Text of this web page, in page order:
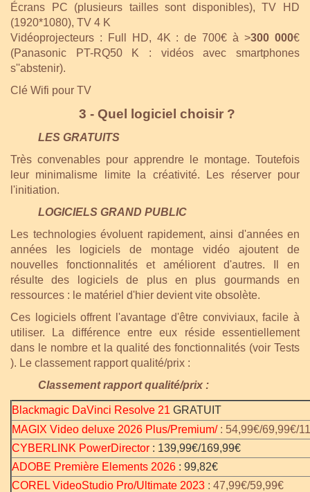
Écrans PC (plusieurs tailles sont disponibles), TV HD
(1920*1080), TV 4 K
Vidéoprojecteurs : Full HD, 4K : de 700€ à >300 000€
(Panasonic PT-RQ50 K : vidéos avec smartphones
s''abstenir).
Clé Wifi pour TV
3 - Quel logiciel choisir ?
LES GRATUITS
Très convenables pour apprendre le montage. Toutefois
leur minimalisme limite la créativité. Les réserver pour
l'initiation.
LOGICIELS GRAND PUBLIC
Les technologies évoluent rapidement, ainsi d'années en
années les logiciels de montage vidéo ajoutent de
nouvelles fonctionnalités et améliorent d'autres. Il en
résulte des logiciels de plus en plus gourmands en
ressources : le matériel d'hier devient vite obsolète.
Ces logiciels offrent l'avantage d'être conviviaux, facile à
utiliser. La différence entre eux réside essentiellement
dans le nombre et la qualité des fonctionnalités (voir Tests
). Le classement rapport qualité/prix :
Classement rapport qualité/prix :
Blackmagic DaVinci Resolve 21 GRATUIT
MAGIX Video deluxe 2026 Plus/Premium/ : 54,99€/69,99€/
CYBERLINK PowerDirector : 139,99€/169,99€
ADOBE Première Elements 2026 : 99,82€
COREL VideoStudio Pro/Ultimate 2023 : 47,99€/59,99€